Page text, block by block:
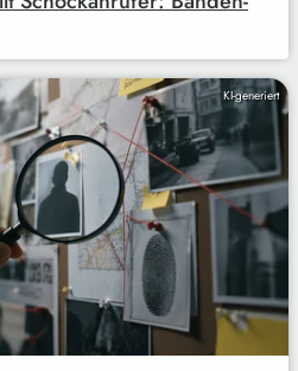
KI-generiert